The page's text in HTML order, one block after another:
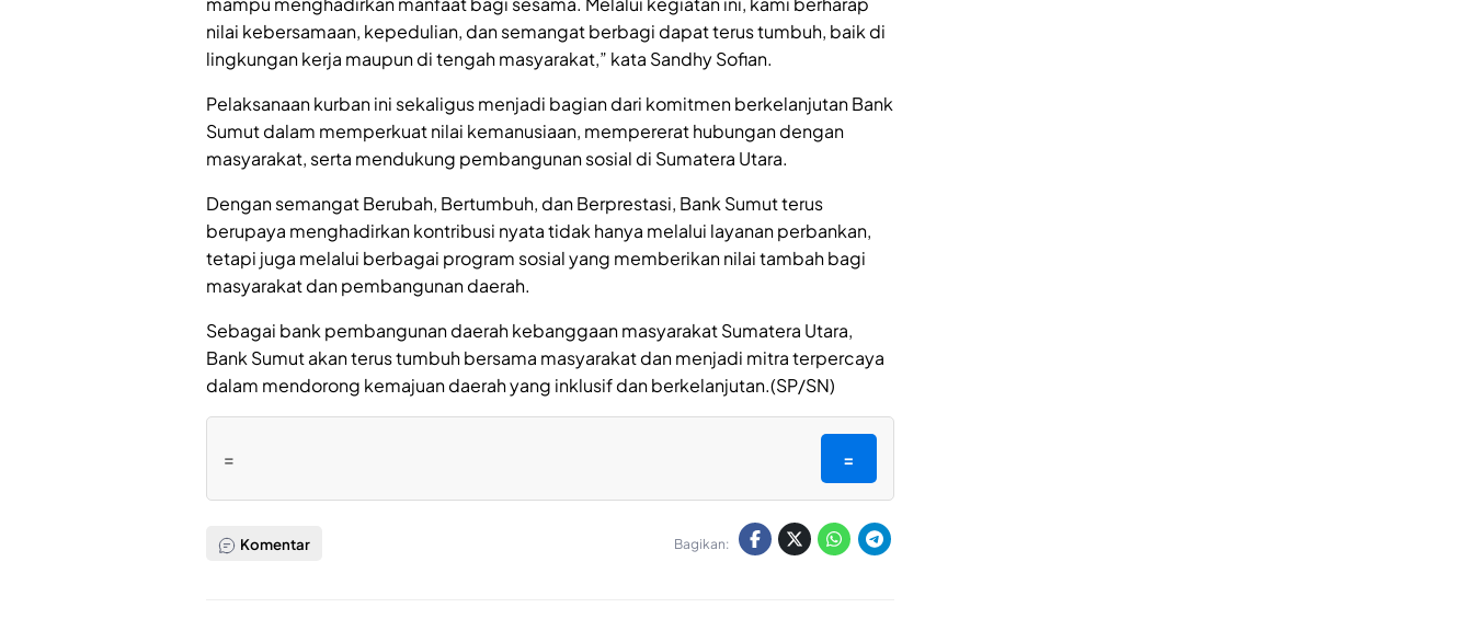
nilai kebersamaan, kepedulian, dan semangat berbagi dapat terus tumbuh, baik di
lingkungan kerja maupun di tengah masyarakat,” kata Sandhy Sofian.
Pelaksanaan kurban ini sekaligus menjadi bagian dari komitmen berkelanjutan Bank
Sumut dalam memperkuat nilai kemanusiaan, mempererat hubungan dengan
masyarakat, serta mendukung pembangunan sosial di Sumatera Utara.
Dengan semangat Berubah, Bertumbuh, dan Berprestasi, Bank Sumut terus
berupaya menghadirkan kontribusi nyata tidak hanya melalui layanan perbankan,
tetapi juga melalui berbagai program sosial yang memberikan nilai tambah bagi
masyarakat dan pembangunan daerah.
Sebagai bank pembangunan daerah kebanggaan masyarakat Sumatera Utara,
Bank Sumut akan terus tumbuh bersama masyarakat dan menjadi mitra terpercaya
dalam mendorong kemajuan daerah yang inklusif dan berkelanjutan.(SP/SN)
= =
Komentar Bagikan: